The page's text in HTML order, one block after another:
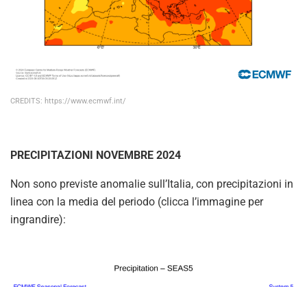
CREDITS: https://www.ecmwf.int/
PRECIPITAZIONI NOVEMBRE 2024
Non sono previste anomalie sull’Italia, con precipitazioni in
linea con la media del periodo (clicca l’immagine per
ingrandire):